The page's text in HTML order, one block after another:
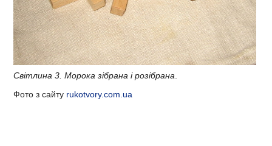
Світлина 3. Морока зібрана і розібрана.
Фото з сайту rukotvory.com.ua